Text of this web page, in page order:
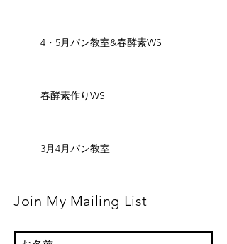
4・5月パン教室&春酵素WS
春酵素作りWS
3月4月パン教室
Join My Mailing List